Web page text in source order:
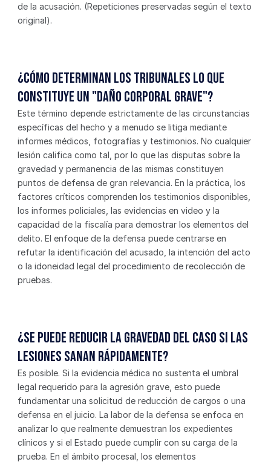
de la acusación. (Repeticiones preservadas según el texto
original).
¿Cómo determinan los tribunales lo que
constituye un "daño corporal grave"?
Este término depende estrictamente de las circunstancias
específicas del hecho y a menudo se litiga mediante
informes médicos, fotografías y testimonios. No cualquier
lesión califica como tal, por lo que las disputas sobre la
gravedad y permanencia de las mismas constituyen
puntos de defensa de gran relevancia. En la práctica, los
factores críticos comprenden los testimonios disponibles,
los informes policiales, las evidencias en video y la
capacidad de la fiscalía para demostrar los elementos del
delito. El enfoque de la defensa puede centrarse en
refutar la identificación del acusado, la intención del acto
o la idoneidad legal del procedimiento de recolección de
pruebas.
¿Se puede reducir la gravedad del caso si las
lesiones sanan rápidamente?
Es posible. Si la evidencia médica no sustenta el umbral
legal requerido para la agresión grave, esto puede
fundamentar una solicitud de reducción de cargos o una
defensa en el juicio. La labor de la defensa se enfoca en
analizar lo que realmente demuestran los expedientes
clínicos y si el Estado puede cumplir con su carga de la
prueba. En el ámbito procesal, los elementos